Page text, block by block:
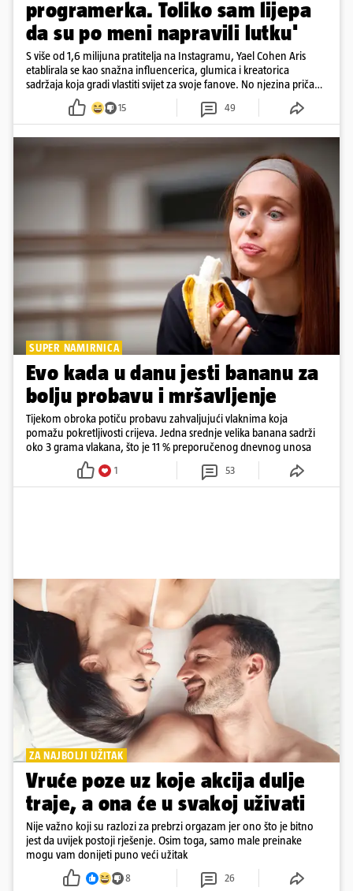
programerka. Toliko sam lijepa
da su po meni napravili lutku'
S više od 1,6 milijuna pratitelja na Instagramu, Yael Cohen Aris
etablirala se kao snažna influencerica, glumica i kreatorica
sadržaja koja gradi vlastiti svijet za svoje fanove. No njezina priča
pokazuje da online slava dolazi i s neočekivanim izazovima
15 49
SUPER NAMIRNICA
Evo kada u danu jesti bananu za
bolju probavu i mršavljenje
Tijekom obroka potiču probavu zahvaljujući vlaknima koja
pomažu pokretljivosti crijeva. Jedna srednje velika banana sadrži
oko 3 grama vlakana, što je 11 % preporučenog dnevnog unosa
1 53
ZA NAJBOLJI UŽITAK
Vruće poze uz koje akcija dulje
traje, a ona će u svakoj uživati
Nije važno koji su razlozi za prebrzi orgazam jer ono što je bitno
jest da uvijek postoji rješenje. Osim toga, samo male preinake
mogu vam donijeti puno veći užitak
8 26